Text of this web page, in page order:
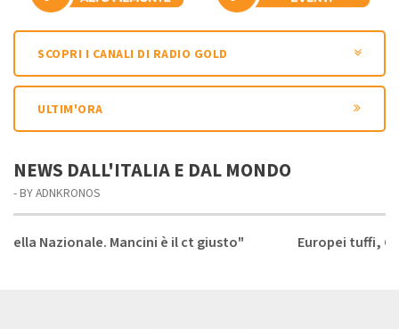
SCOPRI I CANALI DI RADIO GOLD
ULTIM'ORA
NEWS DALL'ITALIA E DAL MONDO
- BY ADNKRONOS
Mancini è il ct giusto" Europei tuffi, Cosetti da